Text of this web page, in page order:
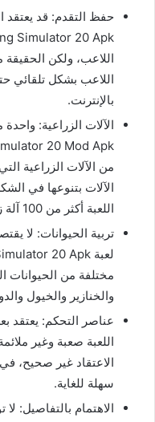
حفظ التقدم: قد يعتقد
اللاعب، ولكن
اللاعب بشكل تلقائي
بالإنترنت.
من الآلات الزراعية
الآلات بتنوعها في
اللعبة أكثر من 100 آلة زراعية حديثة.
تربية الحيوانات: لا
مختلفة من الحيوانات
والخنازير والخيول
عناصر التحكم:
اللعبة صعبة وغير
الاعتقاد غير صحيح،
سهلة للغاية.
الاهتمام بالتفاصيل: